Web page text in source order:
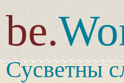
be.
Сусветны